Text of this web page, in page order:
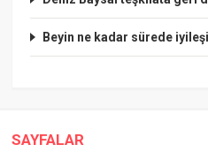
Beyin ne kadar sürede
SAYFALAR